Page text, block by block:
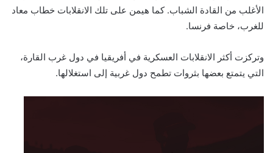
الأغلب من القادة الشباب. كما هيمن على تلك الانقلابات خطاب معاد
للغرب، خاصة فرنسا.
وتركزت أكثر الانقلابات العسكرية في أفريقيا في دول غرب القارة،
التي يتمتع بعضها بثروات تطمح دول غربية إلى استغلالها.